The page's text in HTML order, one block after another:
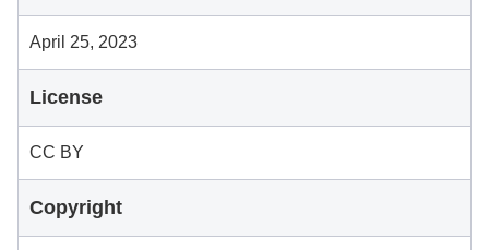
April 25, 2023
License
CC BY
Copyright